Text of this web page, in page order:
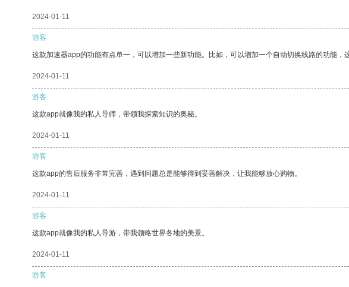
2024-01-11
游客
这款加速器app的功能有点单一，可以增加一些新功能。比如，可以增加一个自动切换线路的功能，
2024-01-11
游客
这款app就像我的私人导师，带领我探索知识的奥秘。
2024-01-11
游客
这款app的售后服务非常完善，遇到问题总是能够得到妥善解决，让我能够放心购物。
2024-01-11
游客
这款app就像我的私人导游，带我领略世界各地的美景。
2024-01-11
游客